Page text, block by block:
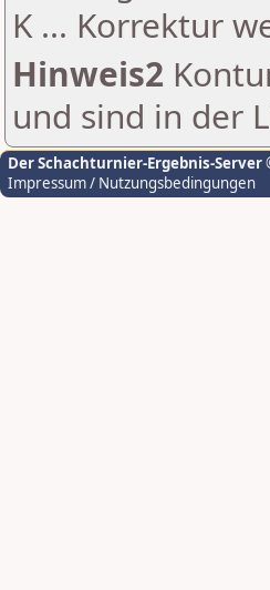
K ... Korrektur
Hinweis2
und sind in der
Der Schachturnier-Ergebnis-Server
Impressum / Nutzungsbedingungen